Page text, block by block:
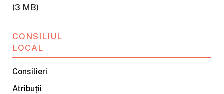
(3 MB)
CONSILIUL
LOCAL
Consilieri
Atribuții